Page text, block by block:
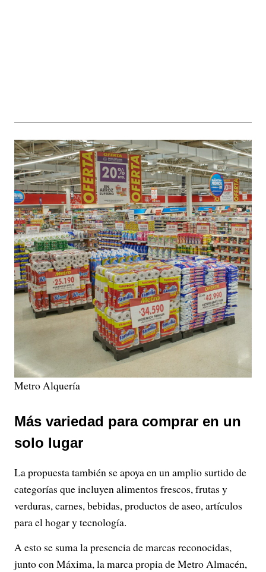
Metro Alquería
Más variedad para comprar en un
solo lugar
La propuesta también se apoya en un amplio surtido de
categorías que incluyen alimentos frescos, frutas y
verduras, carnes, bebidas, productos de aseo, artículos
para el hogar y tecnología.
A esto se suma la presencia de marcas reconocidas,
junto con Máxima, la marca propia de Metro Almacén,